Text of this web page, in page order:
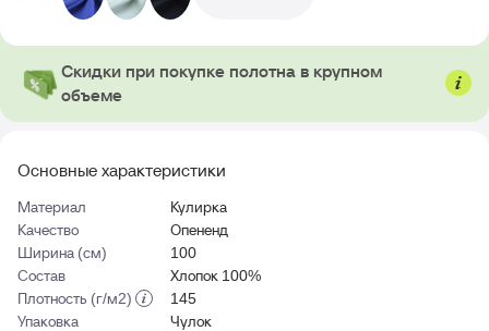
Основные характеристики
Материал
Кулирка
Качество
Опененд
Ширина (см)
100
Состав
Хлопок 100%
Плотность (г/м2)
145
Упаковка
Чулок
Скидки при покупке полотна в крупном
объеме